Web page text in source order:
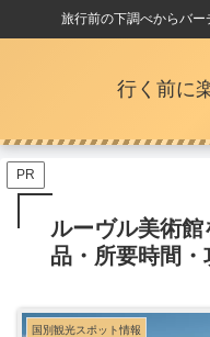
旅行前の下調べからバ
行く前に
PR
ルーヴル美術
品・所要時間
国別観光スポット情報